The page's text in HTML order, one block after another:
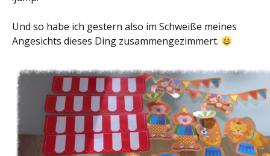
Und so habe ich gestern also im Schweiße meines
Angesichts dieses Ding zusammengezimmert.